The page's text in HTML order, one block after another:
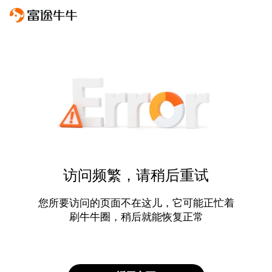
访问频繁，请稍后重试
您所要访问的页面不在这儿，它可能正忙着
刷牛牛圈，稍后就能恢复正常